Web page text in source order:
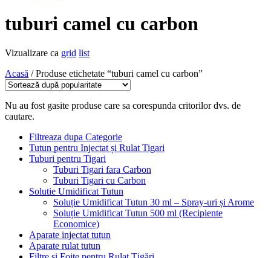
tuburi camel cu carbon
Vizualizare ca grid list
Acasă / Produse etichetate “tuburi camel cu carbon”
Nu au fost gasite produse care sa corespunda critorilor dvs. de
cautare.
Filtreaza dupa Categorie
Tutun pentru Injectat și Rulat Tigari
Tuburi pentru Tigari
Tuburi Tigari fara Carbon
Tuburi Tigari cu Carbon
Solutie Umidificat Tutun
Soluție Umidificat Tutun 30 ml – Spray-uri și Arome
Soluție Umidificat Tutun 500 ml (Recipiente
Economice)
Aparate injectat tutun
Aparate rulat tutun